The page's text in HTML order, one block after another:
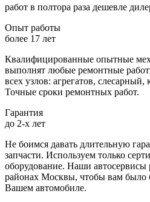
работ в полтора раза дешевле
Опыт работы
более 17 лет
Квалифицированные опытные
выполнят любые ремонтные
всех узлов: агрегатов,
Точные сроки ремонтных работ.
Гарантия
до 2-х лет
Не боимся давать длительную
запчасти. Используем только
оборудование. Наши автосервисы
районах Москвы, чтобы вам было
Вашем автомобиле.